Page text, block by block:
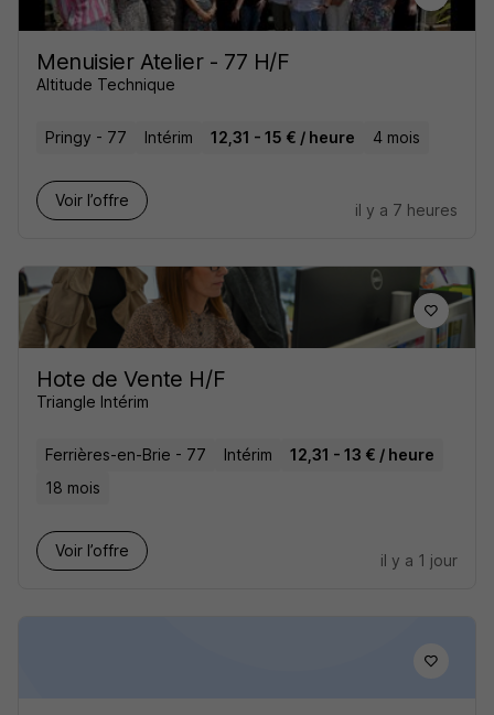
Menuisier Atelier - 77 H/F
Altitude Technique
Pringy - 77 Intérim 12,31 - 15 € / heure 4 mois
Voir l’offre
il y a 7 heures
Hote de Vente H/F
Triangle Intérim
Ferrières-en-Brie - 77 Intérim
12,31 - 13 € / heure
18 mois
Voir l’offre
il y a 1 jour